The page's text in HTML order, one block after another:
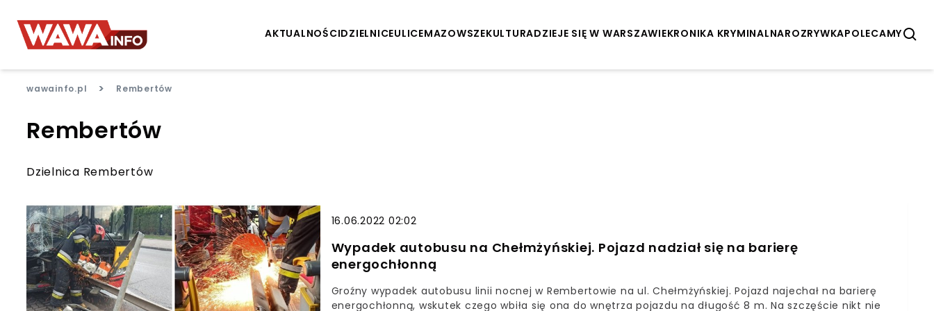
AKTUALNOŚCIDZIELNICEULICEMAZOWSZEKULTURADZIEJE SIĘ W WARSZAWIEKRONIKA KRYMINALNAROZRYWKAPOLECAMY
wawainfo.pl > Rembertów
Rembertów
Dzielnica Rembertów
16.06.2022 02:02
Wypadek autobusu na Chełmżyńskiej. Pojazd nadział się na barierę
energochłonną
Groźny wypadek autobusu linii nocnej w Rembertowie na ul. Chełmżyńskiej. Pojazd najechał na barierę
energochłonną, wskutek czego wbiła się ona do wnętrza pojazdu na długość 8 m. Na szczęście nikt nie